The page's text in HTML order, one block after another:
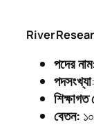
River
পদের
পদসংখ্যা
বেতন: